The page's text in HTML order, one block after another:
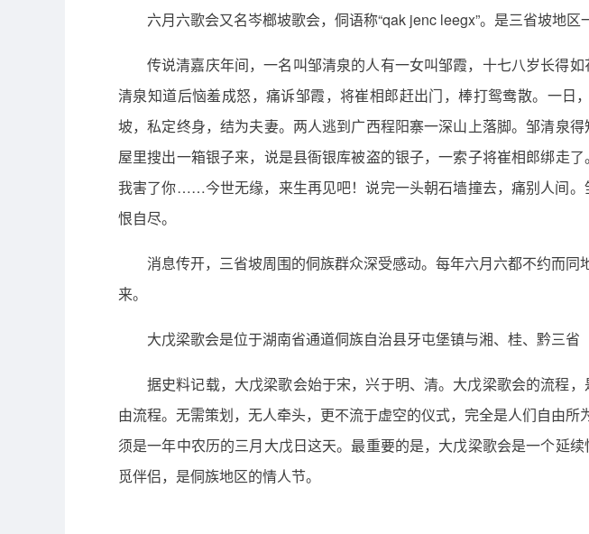
六月六歌会又名岑榔坡歌会，侗语称“qak jenc leegx”。是三省坡地区
传说清嘉庆年间，一名叫邹清泉的人有一女叫邹霞，十七八岁长得
清泉知道后恼羞成怒，痛诉邹霞，将崔相郎赶出门，棒打鸳鸯散。一
坡，私定终身，结为夫妻。两人逃到广西程阳寨一深山上落脚。邹清泉
屋里搜出一箱银子来，说是县衙银库被盗的银子，一索子将崔相郎绑走
我害了你……今世无缘，来生再见吧！说完一头朝石墙撞去，痛别人间
恨自尽。
消息传开，三省坡周围的侗族群众深受感动。每年六月六都不约而
来。
大戊梁歌会是位于湖南省通道侗族自治县牙屯堡镇与湘、桂、黔三省
据史料记载，大戊梁歌会始于宋，兴于明、清。大戊梁歌会的流程
由流程。无需策划，无人牵头，更不流于虚空的仪式，完全是人们自由
须是一年中农历的三月大戊日这天。最重要的是，大戊梁歌会是一个延
觅伴侣，是侗族地区的情人节。